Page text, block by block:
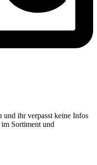
und ihr verpasst keine Infos
Sortiment und